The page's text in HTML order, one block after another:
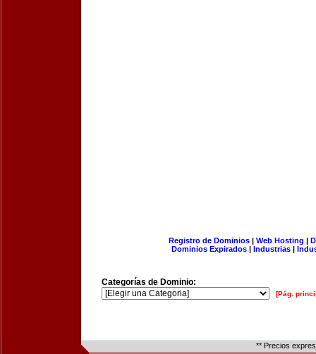
Registro de Dominios| Web Hosting |
Dominios Expirados | Industrias |
Categorías de Dominio:
[Pág.
** Precios